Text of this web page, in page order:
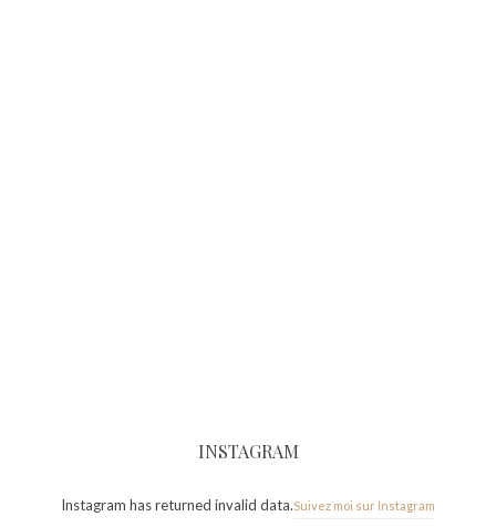
INSTAGRAM
Instagram has returned invalid data.Suivez moi sur Instagram